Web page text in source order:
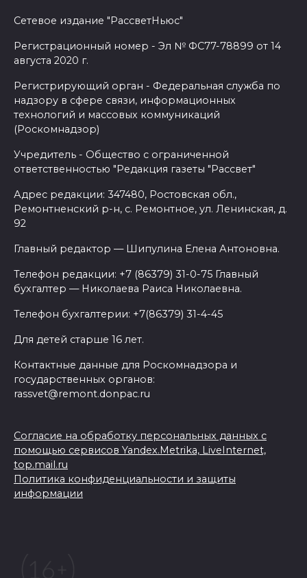
Сетевое издание "РассветНьюс"
Регистрационный номер - Эл № ФС77-78899 от 14
августа 2020 г.
Регистрирующий орган - Федеральная служба по
надзору в сфере связи, информационных
технологий и массовых коммуникаций
(Роскомнадзор)
Учредитель - Общество с ограниченной
ответственностью "Редакция газеты "Рассвет"
Адрес редакции: 347480, Ростовская обл.,
Ремонтненский р-н, с. Ремонтное, ул. Ленинская, д.
92
Главный редактор — Шипулина Елена Антоновна.
Телефон редакции: +7 (86379) 31-0-75 Главный
бухгалтер — Николаева Раиса Николаевна.
Телефон бухгалтерии: +7(86379) 31-4-45
Для детей старше 16 лет.
Контактные данные для Роскомнадзора и
государственных органов:
rassvet@remont.donpac.ru
Согласие на обработку персональных данных с
помощью сервисов Yandex.Metrika, LiveInternet,
top.mail.ru
Политика конфиденциальности и защиты
информации